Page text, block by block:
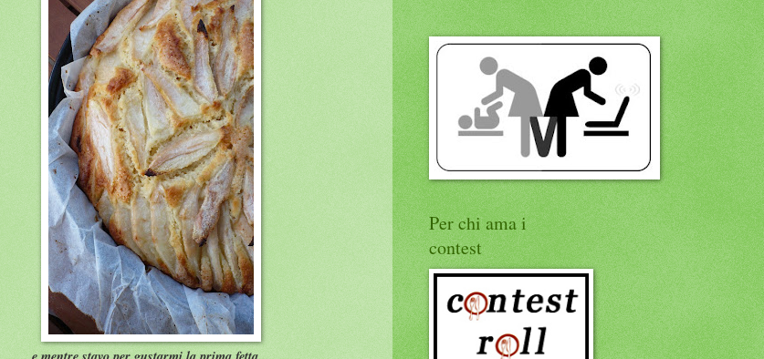
Per chi ama i
contest